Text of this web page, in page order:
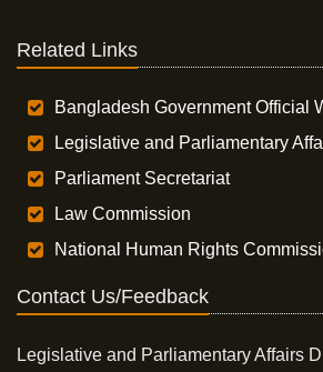
Related Links
Bangladesh Government Official
Legislative and Parliamentary
Parliament Secretariat
Law Commission
National Human Rights
Contact Us/Feedback
Legislative and Parliamentary Affairs